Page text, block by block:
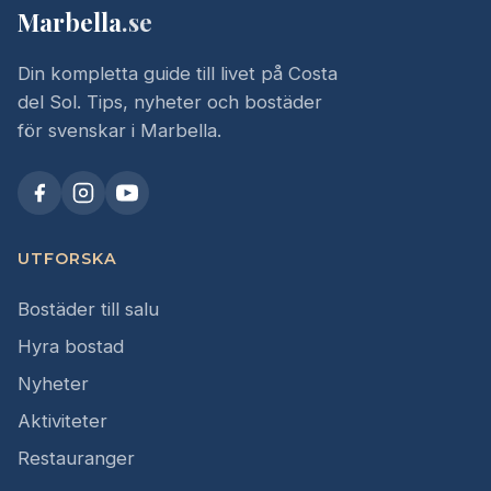
Marbella.se
Din kompletta guide till livet på Costa
del Sol. Tips, nyheter och bostäder
för svenskar i Marbella.
UTFORSKA
Bostäder till salu
Hyra bostad
Nyheter
Aktiviteter
Restauranger